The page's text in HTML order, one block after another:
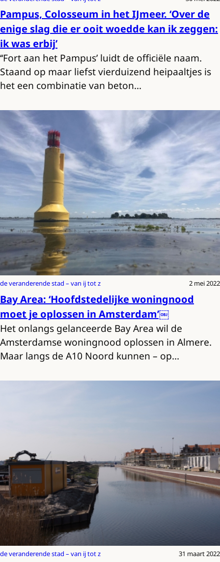
Pampus, Colosseum in het IJmeer. ‘Over de
enige slag die er ooit woedde kan ik zeggen:
ik was erbij’
‘‘Fort aan het Pampus’ luidt de officiële naam.
Staand op maar liefst vierduizend heipaaltjes is
het een combinatie van beton…
de veranderende stad – van ij tot z 2 mei 2022
Bay Area: ‘Hoofdstedelijke woningnood
moet je oplossen in Amsterdam’￼
Het onlangs gelanceerde Bay Area wil de
Amsterdamse woningnood oplossen in Almere.
Maar langs de A10 Noord kunnen – op…
de veranderende stad – van ij tot z 31 maart 2022